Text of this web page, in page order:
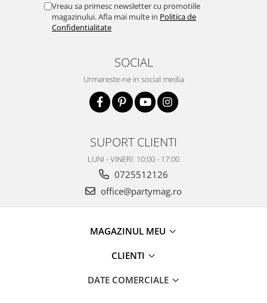
Vreau sa primesc newsletter cu promotiile
magazinului. Afla mai multe in Politica de
Confidentialitate
SOCIAL
Urmareste-ne in social media
SUPORT CLIENTI
LUNI - VINERI: 10:00 - 17:00
0725512126
office@partymag.ro
MAGAZINUL MEU
CLIENTI
DATE COMERCIALE